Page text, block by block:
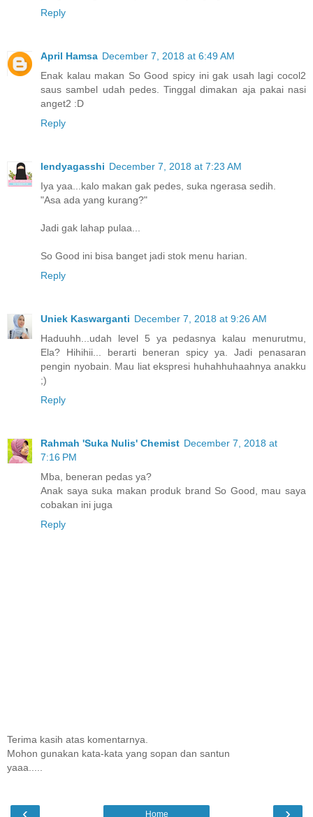
Reply
April Hamsa December 7, 2018 at 6:49 AM
Enak kalau makan So Good spicy ini gak usah lagi cocol2
saus sambel udah pedes. Tinggal dimakan aja pakai nasi
anget2 :D
Reply
lendyagasshi December 7, 2018 at 7:23 AM
Iya yaa...kalo makan gak pedes, suka ngerasa sedih.
"Asa ada yang kurang?"
Jadi gak lahap pulaa...
So Good ini bisa banget jadi stok menu harian.
Reply
Uniek Kaswarganti December 7, 2018 at 9:26 AM
Haduuhh...udah level 5 ya pedasnya kalau menurutmu,
Ela? Hihihii... berarti beneran spicy ya. Jadi penasaran
pengin nyobain. Mau liat ekspresi huhahhuhaahnya anakku
;)
Reply
Rahmah 'Suka Nulis' Chemist December 7, 2018 at
7:16 PM
Mba, beneran pedas ya?
Anak saya suka makan produk brand So Good, mau saya
cobakan ini juga
Reply
Terima kasih atas komentarnya.
Mohon gunakan kata-kata yang sopan dan santun
yaaa.....
Home